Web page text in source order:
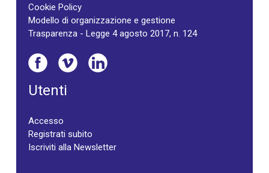
Cookie Policy
Modello di organizzazione e gestione
Trasparenza - Legge 4 agosto 2017, n. 124
Utenti
Accesso
Registrati subito
Iscriviti alla Newsletter